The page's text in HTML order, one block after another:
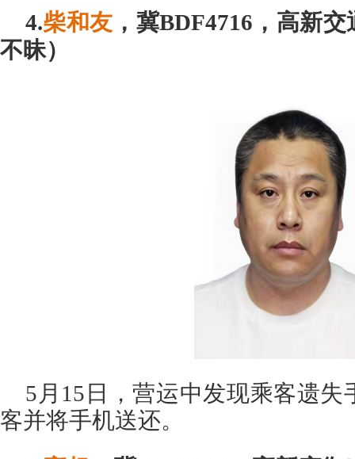
4.柴和友 ，冀BDF4716，高新
不昧）
5月15日，营运中发现乘客遗
客并将手机送还。